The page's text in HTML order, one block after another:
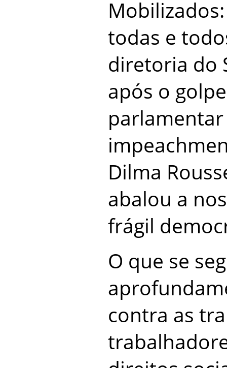
todas e
diretoria do
após o
Dilma
abalou a
frágil
O que se
contra as